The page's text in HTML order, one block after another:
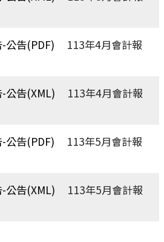
113年4月會計報
113年4月會計報
113年5月會計報
113年5月會計報